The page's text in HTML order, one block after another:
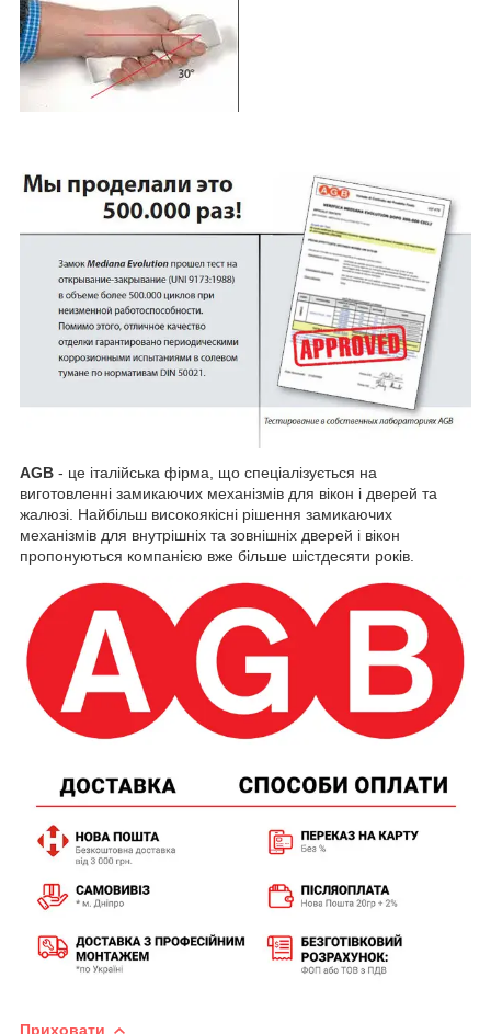
AGB - це італійська фірма, що спеціалізується на
виготовленні замикаючих механізмів для вікон і дверей та
жалюзі. Найбільш високоякісні рішення замикаючих
механізмів для внутрішніх та зовнішніх дверей і вікон
пропонуються компанією вже більше шістдесяти років.
Приховати